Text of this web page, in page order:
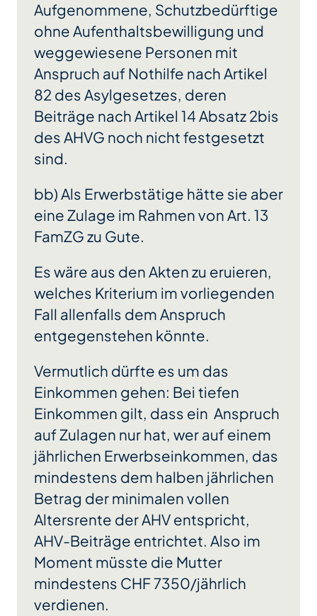
Aufgenommene, Schutzbedürftige
ohne Aufenthaltsbewilligung und
weggewiesene Personen mit
Anspruch auf Nothilfe nach Artikel
82 des Asylgesetzes, deren
Beiträge nach Artikel 14 Absatz 2bis
des AHVG noch nicht festgesetzt
sind.
bb) Als Erwerbstätige hätte sie aber
eine Zulage im Rahmen von Art. 13
FamZG zu Gute.
Es wäre aus den Akten zu eruieren,
welches Kriterium im vorliegenden
Fall allenfalls dem Anspruch
entgegenstehen könnte.
Vermutlich dürfte es um das
Einkommen gehen: Bei tiefen
Einkommen gilt, dass ein Anspruch
auf Zulagen nur hat, wer auf einem
jährlichen Erwerbseinkommen, das
mindestens dem halben jährlichen
Betrag der minimalen vollen
Altersrente der AHV entspricht,
AHV-Beiträge entrichtet. Also im
Moment müsste die Mutter
mindestens CHF 7350/jährlich
verdienen.